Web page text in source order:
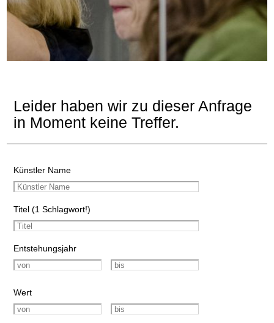
Leider haben wir zu dieser Anfrage
in Moment keine Treffer.
Künstler Name
Titel (1 Schlagwort!)
Entstehungsjahr
Wert